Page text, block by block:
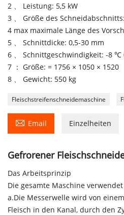
2 、 Leistung: 5,5 kW
3 、 Größe des
4 max maximale Länge des
5 、 Schnittdicke: 0,5-30 mm
6 、 Schnittgeschwindigkeit: -8 ℃
7 ： Größe: = 1756 × 1050 × 1520
8 、 Gewicht: 550 kg
Fleischstreifenschneidemaschine
 Email Einzelheiten
Gefrorener
Das Arbeitsprinzip
Die gesamte Maschine
a.Die Messerwelle wird von
Fleisch in den Kanal, durch den